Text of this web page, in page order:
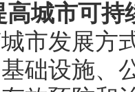
高城市可持
发展方式
础设施、